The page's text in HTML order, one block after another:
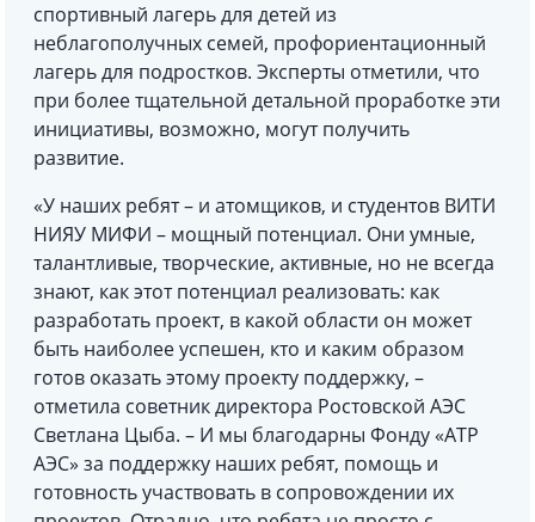
спортивный лагерь для детей из
неблагополучных семей, профориентационный
лагерь для подростков. Эксперты отметили, что
при более тщательной детальной проработке эти
инициативы, возможно, могут получить
развитие.
«У наших ребят – и атомщиков, и студентов ВИТИ
НИЯУ МИФИ – мощный потенциал. Они умные,
талантливые, творческие, активные, но не всегда
знают, как этот потенциал реализовать: как
разработать проект, в какой области он может
быть наиболее успешен, кто и каким образом
готов оказать этому проекту поддержку, –
отметила советник директора Ростовской АЭС
Светлана Цыба. – И мы благодарны Фонду «АТР
АЭС» за поддержку наших ребят, помощь и
готовность участвовать в сопровождении их